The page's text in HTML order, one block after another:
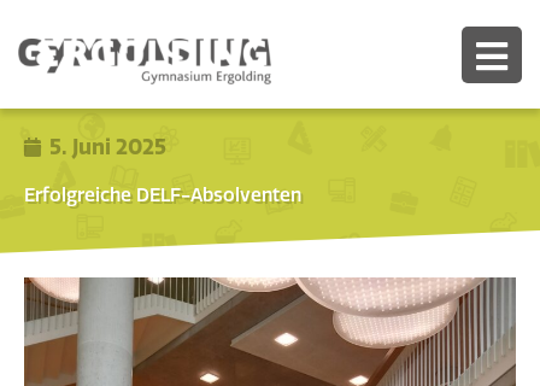
5. Juni 2025
Erfolgreiche DELF-Absolventen